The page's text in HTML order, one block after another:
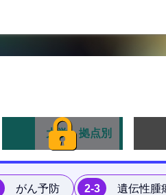
大学・拠点別
がん予防 2-3 遺伝性腫